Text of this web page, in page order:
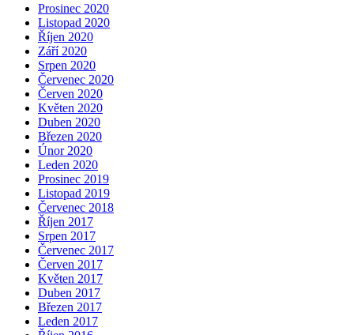
Prosinec 2020
Listopad 2020
Říjen 2020
Září 2020
Srpen 2020
Červenec 2020
Červen 2020
Květen 2020
Duben 2020
Březen 2020
Únor 2020
Leden 2020
Prosinec 2019
Listopad 2019
Červenec 2018
Říjen 2017
Srpen 2017
Červenec 2017
Červen 2017
Květen 2017
Duben 2017
Březen 2017
Leden 2017